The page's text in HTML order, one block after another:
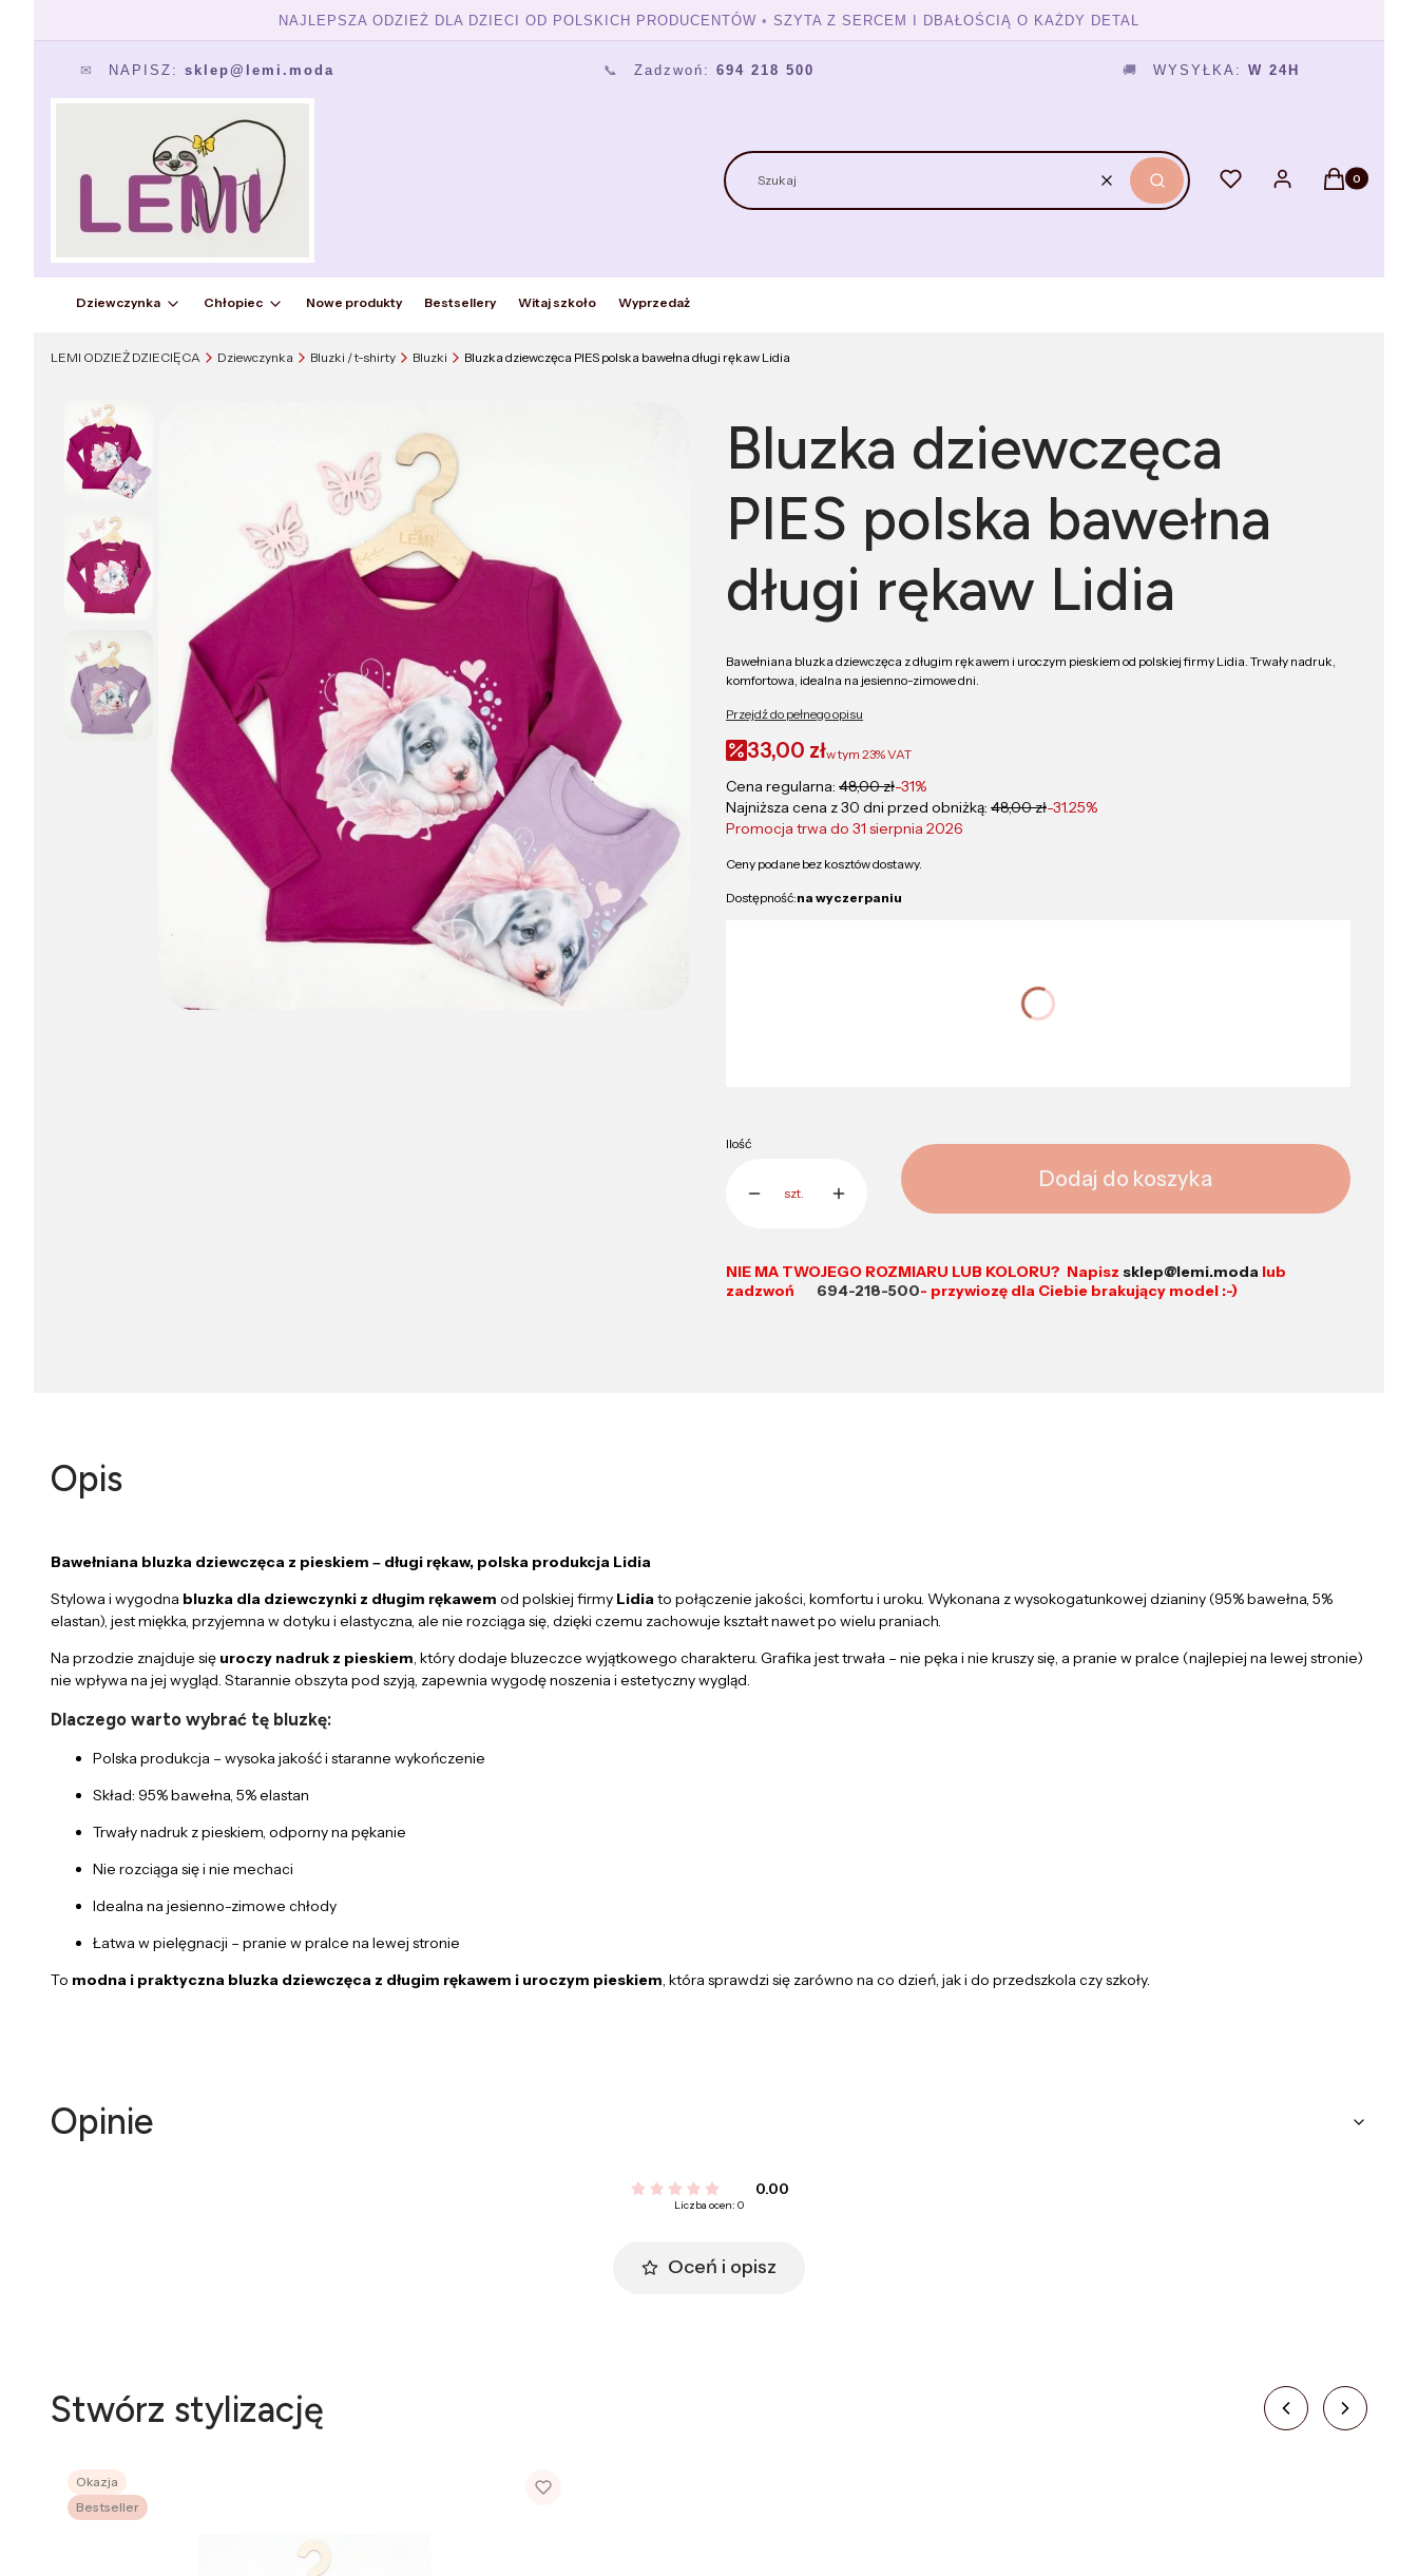
NAJLEPSZA ODZIEŻ DLA DZIECI OD POLSKICH PRODUCENTÓW • SZYTA Z SERCEM I DBAŁOŚCIĄ O KAŻDY DETAL
✉ NAPISZ: sklep@lemi.moda 📞 Zadzwoń: 694 218 500 🚚 WYSYŁKA: W 24H
WyczyśćSzukaj
Ulubione Zaloguj sięProdukty w
Koszyk
Dziewczynka Chłopiec Nowe produkty Bestsellery Witaj szkoło Wyprzedaż
LEMI ODZIEŻ DZIECIĘCA Dziewczynka Bluzki / t-shirty Bluzki Bluzka dziewczęca PIES polska bawełna długi rękaw Lidia
Bluzka dziewczęca
PIES polska bawełna
długi rękaw Lidia
Bawełniana bluzka dziewczęca z długim rękawem i uroczym pieskiem od polskiej firmy Lidia. Trwały nadruk,
komfortowa, idealna na jesienno-zimowe dni.
Przejdź do pełnego opisu
33,00 złw tym 23%VAT
Cena regularna: 48,00 zł-31%
Najniższa cena z 30 dni przed obniżką: 48,00 zł-31.25%
Promocja trwa do 31 sierpnia 2026
Ceny podane bez kosztów dostawy.
Dostępność:na wyczerpaniu
Ilość
szt.
Dodaj do koszyka
NIE MA TWOJEGO ROZMIARU LUB KOLORU? Napisz sklep@lemi.moda lub
zadzwoń
694-218-500- przywiozę dla Ciebie brakujący model :-)
Opis
Bawełniana bluzka dziewczęca z pieskiem – długi rękaw, polska produkcja Lidia
Stylowa i wygodna bluzka dla dziewczynki z długim rękawem od polskiej firmy Lidiato połączenie jakości, komfortu i uroku. Wykonana z wysokogatunkowej dzianiny (95% bawełna, 5%
elastan), jest miękka, przyjemna w dotyku i elastyczna, ale nie rozciąga się, dzięki czemu zachowuje kształt nawet po wielu praniach.
Na przodzie znajduje się uroczy nadruk z pieskiem, który dodaje bluzeczce wyjątkowego charakteru. Grafika jest trwała – nie pęka i nie kruszy się, a pranie w pralce (najlepiej na lewej stronie)
nie wpływa na jej wygląd. Starannie obszyta pod szyją, zapewnia wygodę noszenia i estetyczny wygląd.
Dlaczego warto wybrać tę bluzkę:
Polska produkcja – wysoka jakość i staranne wykończenie
Skład: 95% bawełna, 5% elastan
Trwały nadruk z pieskiem, odporny na pękanie
Nie rozciąga się i nie mechaci
Idealna na jesienno-zimowe chłody
Łatwa w pielęgnacji – pranie w pralce na lewej stronie
To modna i praktyczna bluzka dziewczęca z długim rękawem i uroczym pieskiem, która sprawdzi się zarówno na co dzień, jak i do przedszkola czy szkoły.
Opinie
0.00
Liczba ocen: 0
Oceń i opisz
Stwórz stylizację
Okazja
Bestseller